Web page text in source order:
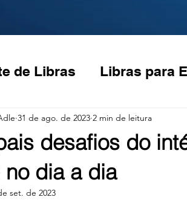
de Libras Libras para
Janela de Libras
desafios do
no dia a dia
31 de ago. de 2023 2 min de leitura
set. de 2023